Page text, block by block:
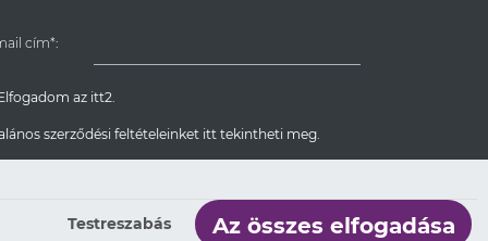
cím*:
az itt2.
szerződési feltételeinket itt tekintheti meg.
Feliratkozom
Testreszabás Az összes elfogadása